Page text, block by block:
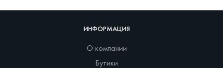
ИНФОРМАЦИЯ
О компании
Бутики